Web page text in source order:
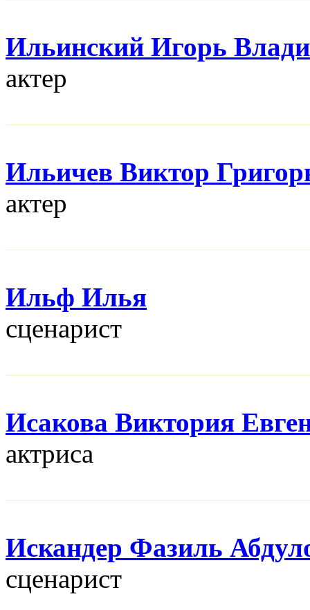
Ильинский Игорь
актер
Ильичев Виктор
актер
Ильф Илья
сценарист
Исакова Виктория
актриса
Искандер Фазиль
сценарист